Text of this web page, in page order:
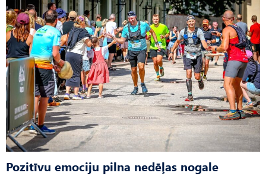
Pozitīvu emociju pilna nedēļas nogale